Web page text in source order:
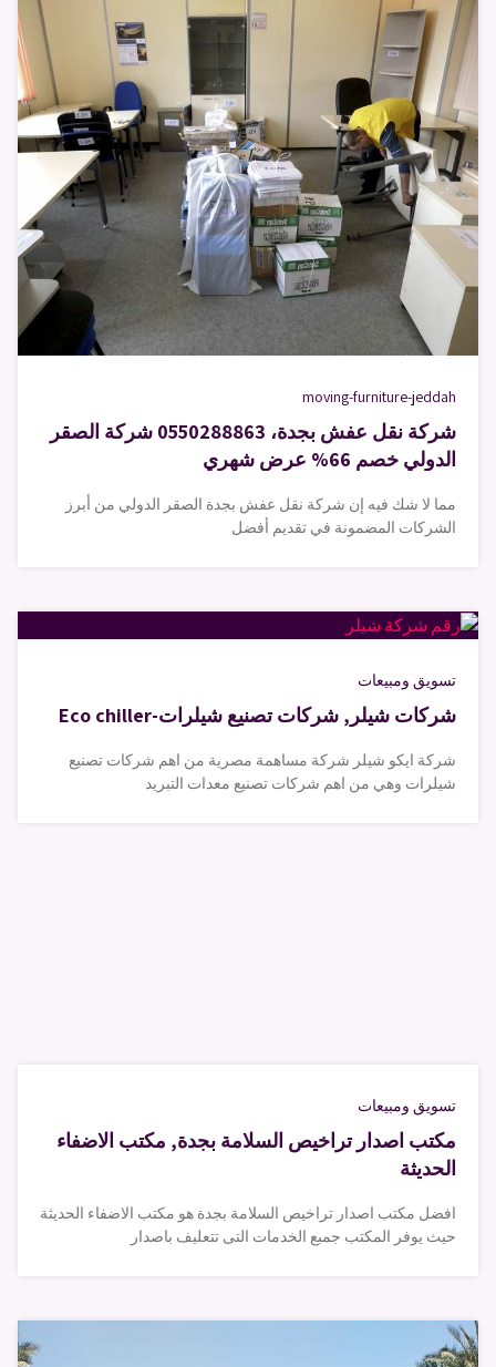
moving-furniture-jeddah
شركة نقل عفش بجدة، 0550288863 شركة الصقر
الدولي خصم 66% عرض شهري
مما لا شك فيه إن شركة نقل عفش بجدة الصقر الدولي من أبرز
الشركات المضمونة في تقديم أفضل
تسويق ومبيعات
شركات شيلر, شركات تصنيع شيلرات-Eco chiller
شركة ايكو شيلر شركة مساهمة مصرية من اهم شركات تصنيع
شيلرات وهي من اهم شركات تصنيع معدات التبريد
تسويق ومبيعات
مكتب اصدار تراخيص السلامة بجدة, مكتب الاضفاء
الحديثة
افضل مكتب اصدار تراخيص السلامة بجدة هو مكتب الاضفاء الحديثة
حيث يوفر المكتب جمبع الخدمات التى تتعليف باصدار